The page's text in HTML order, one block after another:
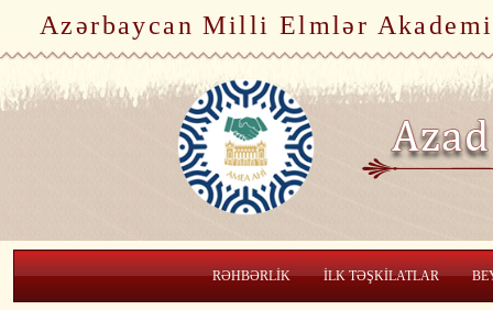
Azərbaycan Milli Elmlər
RƏHBƏRLİK İLK TƏŞKİLATLAR